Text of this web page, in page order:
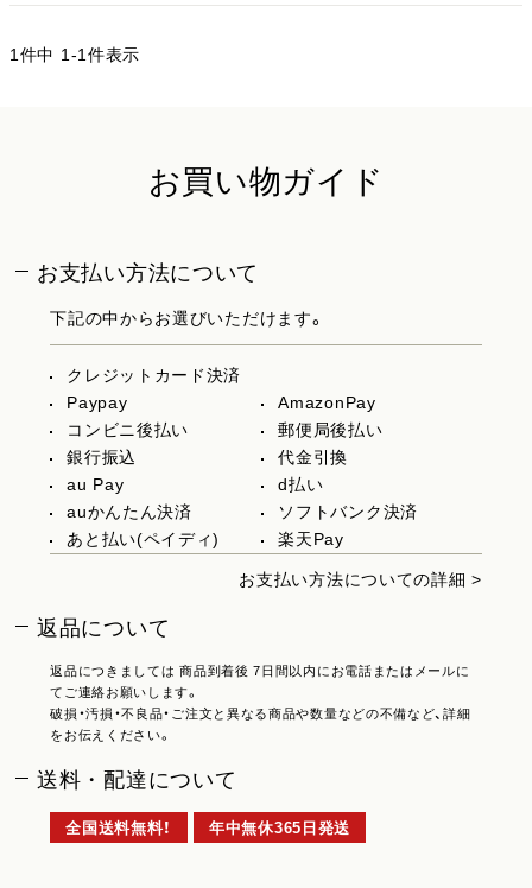
1件中 1-1件表示
お買い物ガイド
お支払い方法について
下記の中からお選びいただけます。
クレジットカード決済
Paypay
AmazonPay
コンビニ後払い
郵便局後払い
銀行振込
代金引換
au Pay
d払い
auかんたん決済
ソフトバンク決済
あと払い(ペイディ)
楽天Pay
お支払い方法についての詳細 >
返品について
返品につきましては 商品到着後 7日間以内にお電話またはメールに
てご連絡お願いします。
破損・汚損・不良品・ご注文と異なる商品や数量などの不備など、詳細
をお伝えください。
送料・配達について
全国送料無料！ 年中無休365日発送